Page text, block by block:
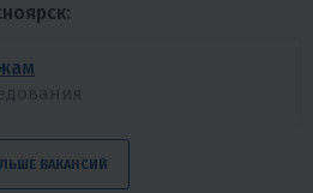
БОЛЬШЕ ВАКАНСИЙ